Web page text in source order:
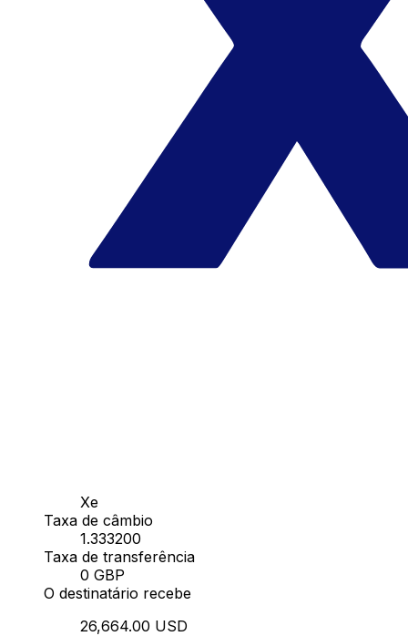
Xe
Taxa de câmbio
1.333200
Taxa de transferência
0 GBP
O destinatário recebe
26,664.00 USD